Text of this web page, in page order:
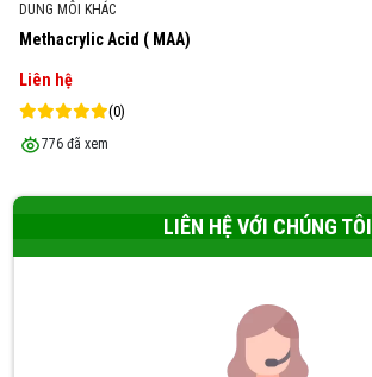
DUNG MÔI KHÁC
Methacrylic Acid ( MAA)
Liên hệ
(0)
776 đã xem
LIÊN HỆ VỚI CHÚNG TÔI